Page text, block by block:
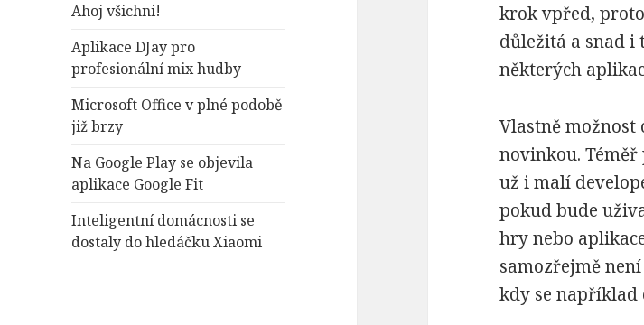
v
n
í
Ahoj všichni!
Aplikace DJay pro
profesionální mix hudby
Microsoft Office v plné podobě
již brzy
Na Google Play se objevila
aplikace Google Fit
Inteligentní domácnosti se
dostaly do hledáčku Xiaomi
krok vpřed,
důležitá a snad
některých
Vlastně
novinkou.
už i malí
pokud bude
hry nebo
samozřejmě
kdy se například